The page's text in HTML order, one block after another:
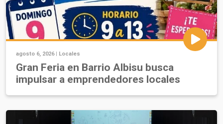
agosto 6, 2026 | Locales
Gran Feria en Barrio Albisu busca
impulsar a emprendedores locales